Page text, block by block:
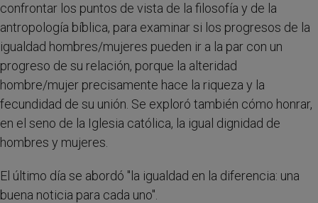
confrontar los puntos de vista de la filosofía y de la
antropología bíblica, para examinar si los progresos de la
igualdad hombres/mujeres pueden ir a la par con un
progreso de su relación, porque la alteridad
hombre/mujer precisamente hace la riqueza y la
fecundidad de su unión. Se exploró también cómo honrar,
en el seno de la Iglesia católica, la igual dignidad de
hombres y mujeres.
El último día se abordó "la igualdad en la diferencia: una
buena noticia para cada uno".